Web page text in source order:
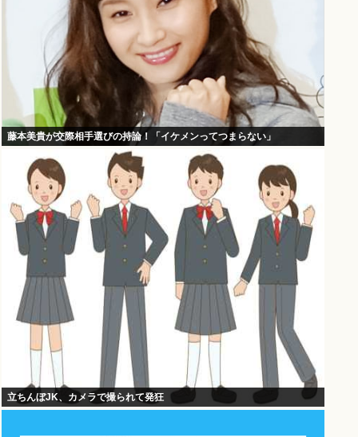
藤本美貴が交際相手選びの持論！「イケメンってつまらない」
立ちんぼJK、カメラで撮られて発狂